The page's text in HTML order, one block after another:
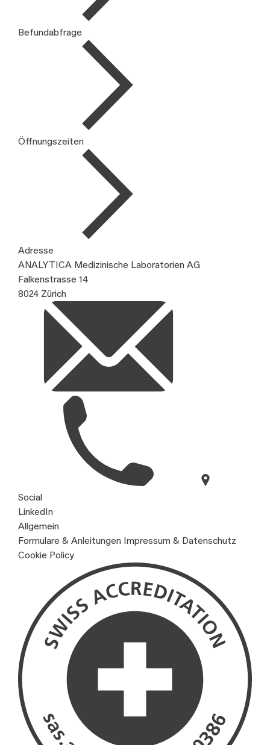
Befundabfrage
Öffnungszeiten
Adresse
ANALYTICA Medizinische Laboratorien AG
Falkenstrasse 14
8024 Zürich
Social
LinkedIn
Allgemein
Formulare & Anleitungen Impressum & Datenschutz
Cookie Policy